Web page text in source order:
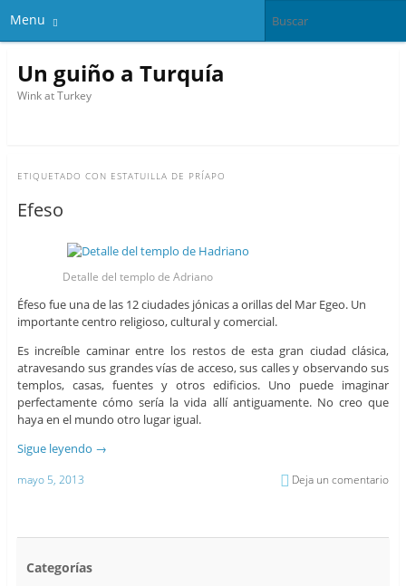
Menu
Un guiño a Turquía
Wink at Turkey
ETIQUETADO CON ESTATUILLA DE PRÍAPO
Efeso
Detalle del templo de Adriano
Éfeso fue una de las 12 ciudades jónicas a orillas del Mar Egeo. Un
importante centro religioso, cultural y comercial.
Es increíble caminar entre los restos de esta gran ciudad clásica,
atravesando sus grandes vías de acceso, sus calles y observando sus
templos, casas, fuentes y otros edificios. Uno puede imaginar
perfectamente cómo sería la vida allí antiguamente. No creo que
haya en el mundo otro lugar igual.
Sigue leyendo →
mayo 5, 2013 Deja un comentario
Categorías